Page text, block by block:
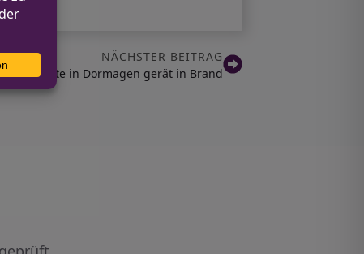
NÄCHSTER BEITRAG
Strohmiete in Dormagen gerät in Brand